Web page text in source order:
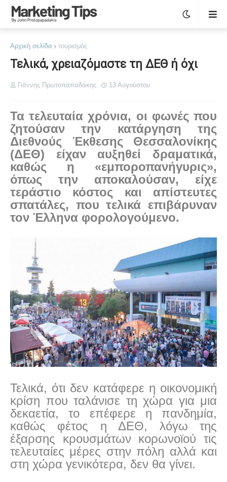
Αρχική σελίδα τουρισμός
Τελικά, χρειαζόμαστε τη ΔΕΘ ή όχι
Γιάννης Πρωτοπαπαδάκης 13 Αυγούστου
Τα τελευταία χρόνια, οι φωνές που
ζητούσαν την κατάργηση της
Διεθνούς Έκθεσης Θεσσαλονίκης
(ΔΕΘ) είχαν αυξηθεί δραματικά,
καθώς η «εμποροπανήγυρις»,
όπως την αποκαλούσαν, είχε
τεράστιο κόστος και απίστευτες
σπατάλες, που τελικά επιβάρυναν
τον Έλληνα φορολογούμενο.
Τελικά, ότι δεν κατάφερε η οικονομική
κρίση που ταλάνισε τη χώρα για μια
δεκαετία, το επέφερε η πανδημία,
καθώς φέτος η ΔΕΘ, λόγω της
έξαρσης κρουσμάτων κορωνοϊού τις
τελευταίες μέρες στην πόλη αλλά και
στη χώρα γενικότερα, δεν θα γίνει.